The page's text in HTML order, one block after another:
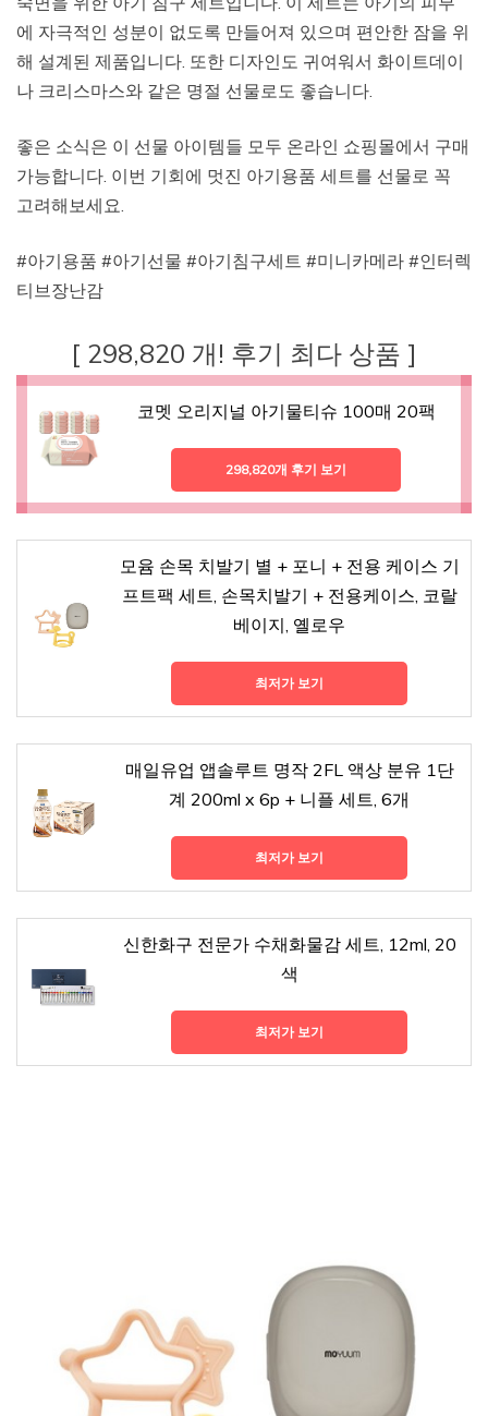
에 자극적인 성분이 없도록 만들어져 있으며 편안한 잠을 위
해 설계된 제품입니다. 또한 디자인도 귀여워서 화이트데이
나 크리스마스와 같은 명절 선물로도 좋습니다.
좋은 소식은 이 선물 아이템들 모두 온라인 쇼핑몰에서 구매
가능합니다. 이번 기회에 멋진 아기용품 세트를 선물로 꼭
고려해보세요.
#아기용품 #아기선물 #아기침구세트 #미니카메라 #인터렉
티브장난감
[ 298,820 개! 후기 최다 상품 ]
코멧 오리지널 아기물티슈 100매 20팩
298,820개 후기 보기
모윰 손목 치발기 별 + 포니 + 전용 케이스 기
프트팩 세트, 손목치발기 + 전용케이스, 코랄
베이지, 옐로우
최저가 보기
매일유업 앱솔루트 명작 2FL 액상 분유 1단
계 200ml x 6p + 니플 세트, 6개
최저가 보기
신한화구 전문가 수채화물감 세트, 12ml, 20
색
최저가 보기